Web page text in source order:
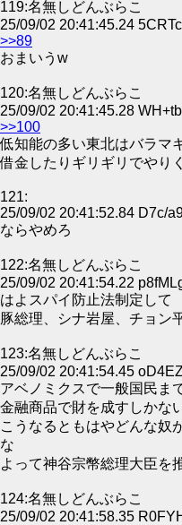
119:名無しどんぶらこ
25/09/02 20:41:45.24
>>89
おまいうw
120:名無しどんぶらこ
25/09/02 20:41:45.28
>>100
低知能の多い東北はバラマ
借金したりギリギリでやり
121:
25/09/02 20:41:52.84 D7c/
ならやめろ
122:名無しどんぶらこ
25/09/02 20:41:54.22
はよスパイ防止法制定して
豚総理、シナ岩屋、チョン
123:名無しどんぶらこ
25/09/02 20:41:54.45
アベノミクスで一般国民ま
金融商品で財を成すしかな
こうなるともはやどんな奴
な
よって神谷宗幣総理大臣を
124:名無しどんぶらこ
25/09/02 20:41:58.35